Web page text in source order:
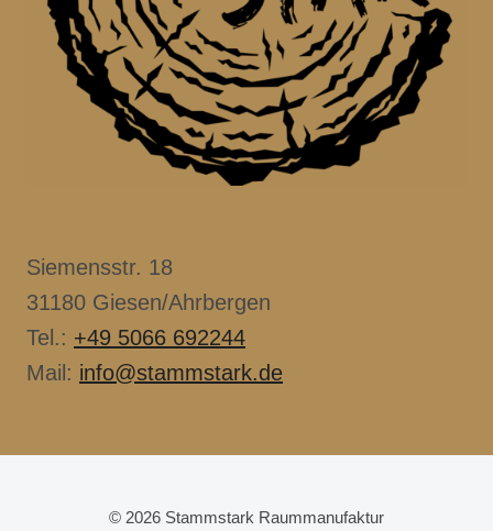
Siemensstr. 18
31180 Giesen/Ahrbergen
Tel.: +49 5066 692244
Mail: info@stammstark.de
© 2026 Stammstark Raummanufaktur